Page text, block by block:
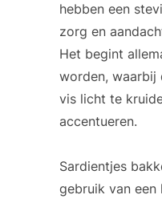
hebben een
zorg en
Het begint
worden, waarbij
vis licht te
accentueren.
Sardientjes
gebruik van